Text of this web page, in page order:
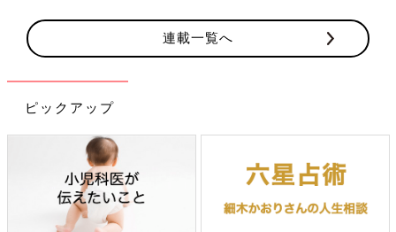
連載一覧へ
ピックアップ